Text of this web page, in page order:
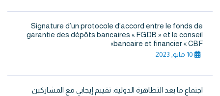
Signature d’un protocole d’accord entre le fonds de
garantie des dépôts bancaires « FGDB » et le conseil
bancaire et financier « CBF»
10 مايو, 2023
اجتماع ما بعد التظاهرة الدولية: تقييم إيجابي مع المشاركين